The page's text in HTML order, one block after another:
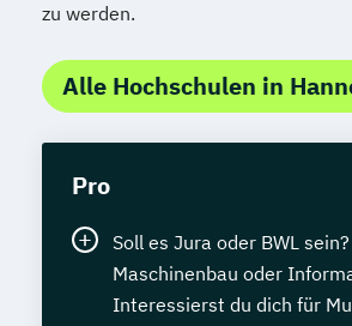
zu werden.
Alle Hochschulen in
Pro
Soll es Jura oder BWL sein?
Maschinenbau oder
Interessierst du dich für